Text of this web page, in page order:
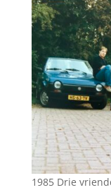
1985 Drie